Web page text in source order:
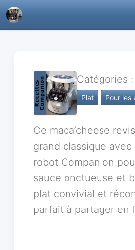
Catégories :
Plat Pour les
Ce maca’cheese
grand classique avec
robot Companion
sauce onctueuse et
plat convivial et
parfait à partager en